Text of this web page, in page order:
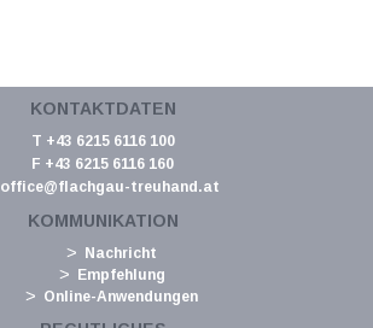
KONTAKTDATEN
T +43 6215 6116 100
F +43 6215 6116 160
office@flachgau-treuhand.at
KOMMUNIKATION
Nachricht
Empfehlung
Online-Anwendungen